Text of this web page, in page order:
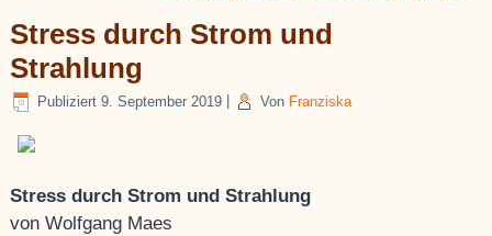
Stress durch Strom und
Strahlung
Publiziert 9. September 2019 Von Franziska
Stress durch Strom und Strahlung
von Wolfgang Maes